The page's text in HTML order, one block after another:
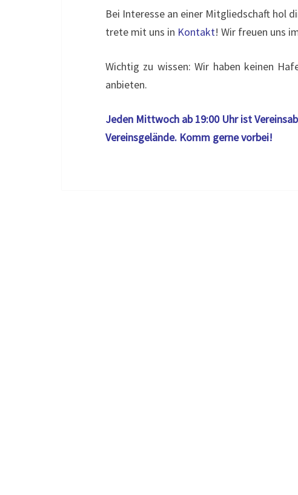
Bei Interesse an einer Mitgliedschaft hol
trete mit uns in Kontakt! Wir freuen uns
Wichtig zu wissen: Wir haben keinen
anbieten.
Jeden Mittwoch ab 19:00 Uhr ist
Vereinsgelände. Komm gerne vorbei!